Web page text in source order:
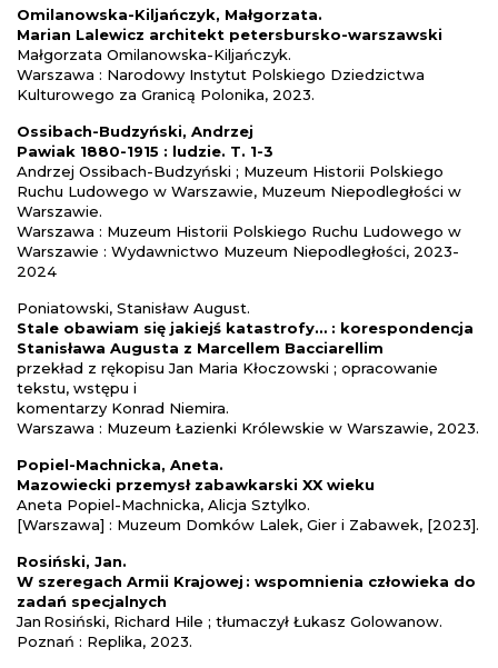
Omilanowska-Kiljańczyk, Małgorzata.
Marian Lalewicz architekt petersbursko-warszawski
Małgorzata Omilanowska-Kiljańczyk.
Warszawa : Narodowy Instytut Polskiego Dziedzictwa
Kulturowego za Granicą Polonika, 2023.
Ossibach-Budzyński, Andrzej
Pawiak 1880-1915 : ludzie. T. 1-3
Andrzej Ossibach-Budzyński ; Muzeum Historii Polskiego
Ruchu Ludowego w Warszawie, Muzeum Niepodległości w
Warszawie.
Warszawa : Muzeum Historii Polskiego Ruchu Ludowego w
Warszawie : Wydawnictwo Muzeum Niepodległości, 2023-
2024
Poniatowski, Stanisław August.
Stale obawiam się jakiejś katastrofy… : korespondencja
Stanisława Augusta z Marcellem Bacciarellim
przekład z rękopisu Jan Maria Kłoczowski ; opracowanie
tekstu, wstępu i
komentarzy Konrad Niemira.
Warszawa : Muzeum Łazienki Królewskie w Warszawie, 2023.
Popiel-Machnicka, Aneta.
Mazowiecki przemysł zabawkarski XX wieku
Aneta Popiel-Machnicka, Alicja Sztylko.
[Warszawa] : Muzeum Domków Lalek, Gier i Zabawek, [2023].
Rosiński, Jan.
W szeregach Armii Krajowej : wspomnienia człowieka do
zadań specjalnych
Jan Rosiński, Richard Hile ; tłumaczył Łukasz Golowanow.
Poznań : Replika, 2023.